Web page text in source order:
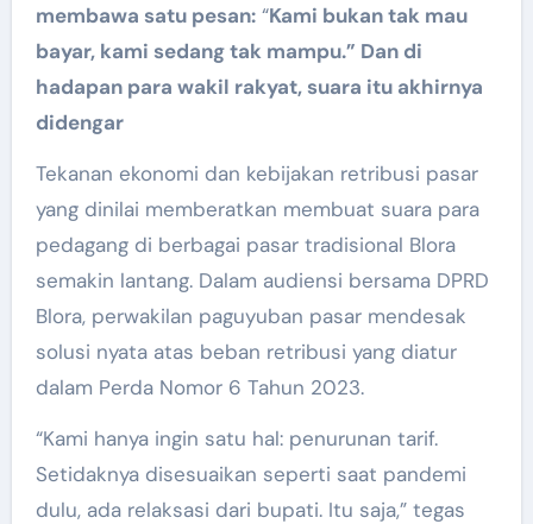
membawa satu pesan:“Kami bukan tak mau
bayar, kami sedang tak mampu.” Dan di
hadapan para wakil rakyat, suara itu akhirnya
didengar
Tekanan ekonomi dan kebijakan retribusi pasar
yang dinilai memberatkan membuat suara para
pedagang di berbagai pasar tradisional Blora
semakin lantang. Dalam audiensi bersama DPRD
Blora, perwakilan paguyuban pasar mendesak
solusi nyata atas beban retribusi yang diatur
dalam Perda Nomor 6 Tahun 2023.
“Kami hanya ingin satu hal: penurunan tarif.
Setidaknya disesuaikan seperti saat pandemi
dulu, ada relaksasi dari bupati. Itu saja,” tegas